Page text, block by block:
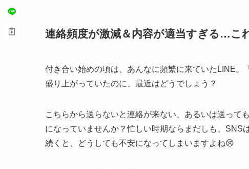
連絡頻度が激減＆内容が適当すぎる…こ
付き合い始めの頃は、あんなに頻繁に来ていたLINE
盛り上がっていたのに、最近はどうでしょう？
こちらから送らないと連絡が来ない、あるいは送って
になっていませんか？忙しい時期ならまだしも、
続くと、どうしても不安になってしまいますよね😢